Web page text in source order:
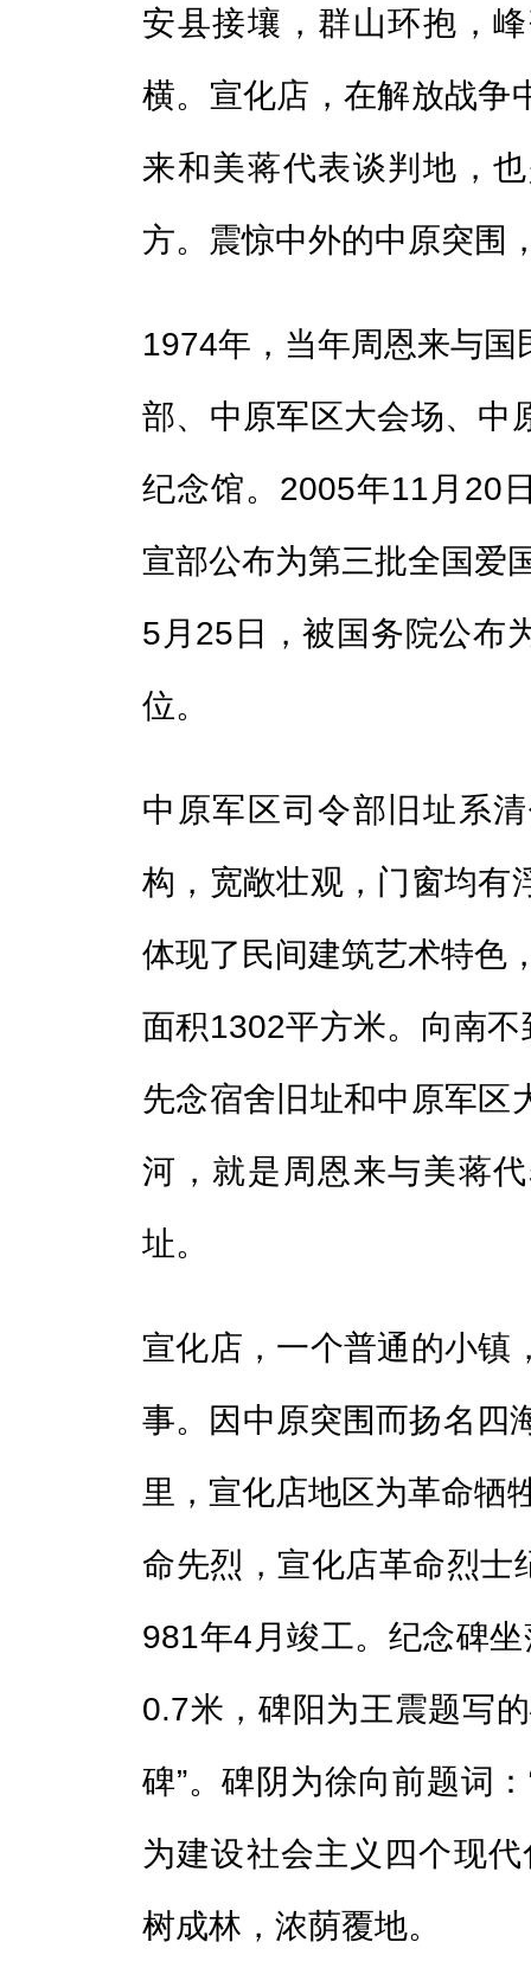
安县接壤，群山环抱，
横。宣化店，在解放战争
来和美蒋代表谈判地，
方。震惊中外的中原突围
1974年，当年周恩来与
部、中原军区大会场、中
纪念馆。2005年11月20
宣部公布为第三批全国爱
5月25日，被国务院公布
位。
中原军区司令部旧址系
构，宽敞壮观，门窗均有
体现了民间建筑艺术特色
面积1302平方米。向南
先念宿舍旧址和中原军区
河，就是周恩来与美蒋
址。
宣化店，一个普通的小镇
事。因中原突围而扬名四
里，宣化店地区为革命牺
命先烈，宣化店革命烈
981年4月竣工。纪念碑
0.7米，碑阳为王震题写
碑”。碑阴为徐向前题词
为建设社会主义四个现
树成林，浓荫覆地。